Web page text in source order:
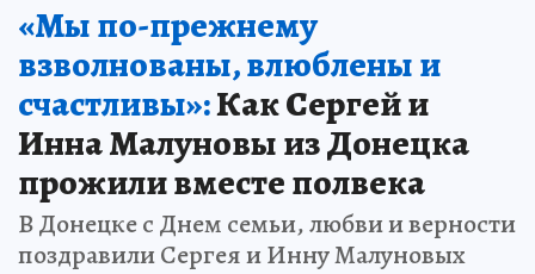
«Мы по-прежнему
взволнованы, влюблены и
счастливы»:Как Сергей и
Инна Малуновы из Донецка
прожили вместе полвека
В Донецке с Днем семьи, любви и верности
поздравили Сергея и Инну Малуновых